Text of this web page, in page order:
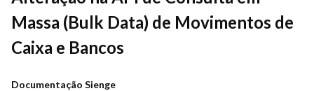
Massa (Bulk Data) de Movimentos de
Caixa e Bancos
Documentação Sienge